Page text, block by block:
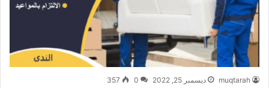
muqtarah ديسمبر 25, 2022 0
357